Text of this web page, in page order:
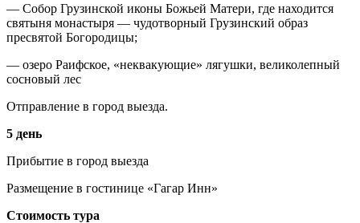
— Собор Грузинской иконы Божьей Матери, где находится
святыня монастыря — чудотворный Грузинский образ
пресвятой Богородицы;
— озеро Раифское, «неквакующие» лягушки, великолепный
сосновый лес
Отправление в город выезда.
5 день
Прибытие в город выезда
Размещение в гостинице «Гагар Инн»
Стоимость тура